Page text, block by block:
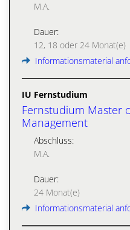
M.A.
Dauer:
12, 18 oder 24 Monat(e)
Informationsmaterial
IU Fernstudium
Fernstudium Master
Management
Abschluss:
M.A.
Dauer:
24 Monat(e)
Informationsmaterial